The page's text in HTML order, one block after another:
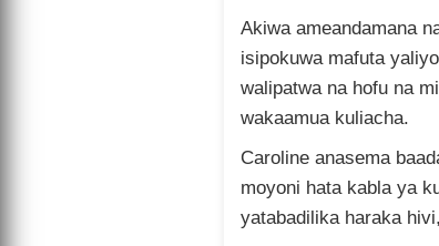
Akiwa ameandamana
isipokuwa mafuta
walipatwa na hofu na
wakaamua kuliacha.
Caroline anasema
moyoni hata kabla ya
yatabadilika haraka